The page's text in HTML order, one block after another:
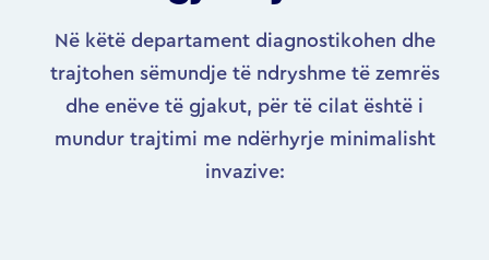
Në këtë departament diagnostikohen dhe
trajtohen sëmundje të ndryshme të zemrës
dhe enëve të gjakut, për të cilat është i
mundur trajtimi me ndërhyrje minimalisht
invazive: